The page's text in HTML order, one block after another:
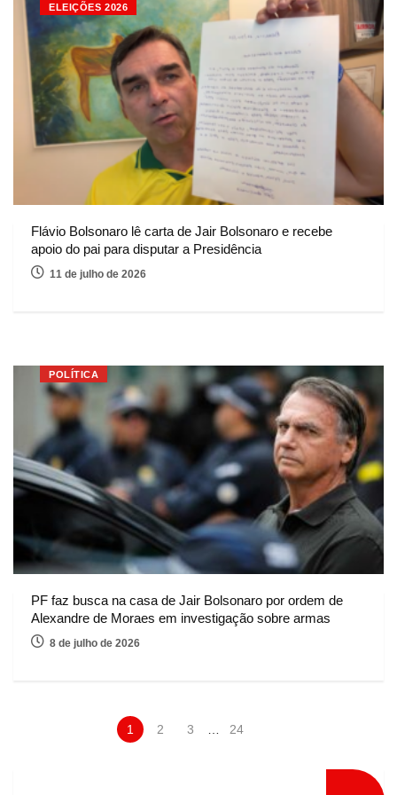
ELEIÇÕES 2026
Flávio Bolsonaro lê carta de Jair Bolsonaro e recebe
apoio do pai para disputar a Presidência
11 de julho de 2026
POLÍTICA
PF faz busca na casa de Jair Bolsonaro por ordem de
Alexandre de Moraes em investigação sobre armas
8 de julho de 2026
1 2 3 24